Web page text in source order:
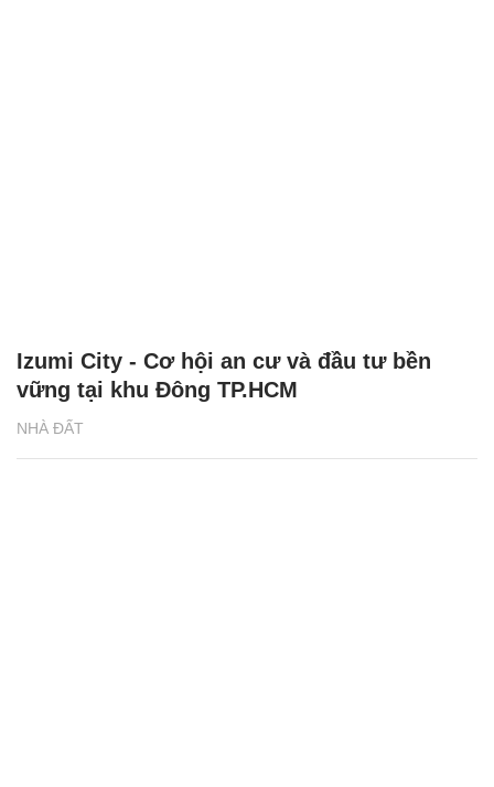
NHÀ ĐẤT
Izumi City - Cơ hội an cư và đầu tư bền
vững tại khu Đông TP.HCM